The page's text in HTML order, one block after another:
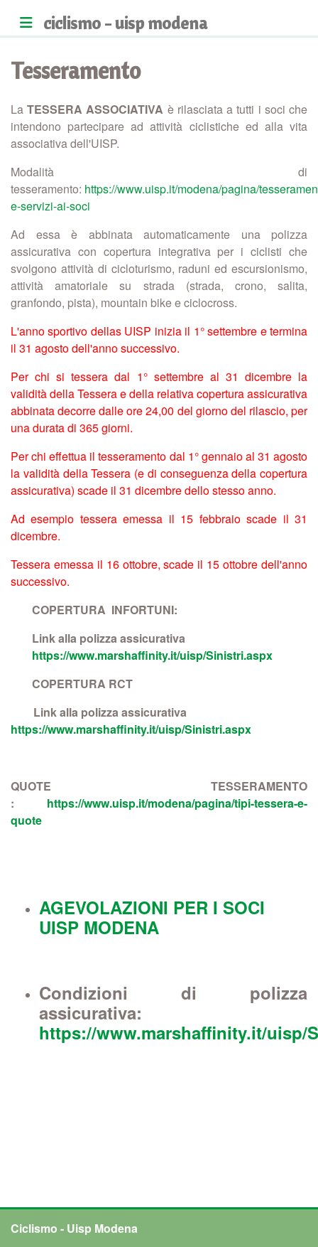
ciclismo - uisp modena
Tesseramento
LaTESSERA ASSOCIATIVA è rilasciata a tutti i soci che
intendono partecipare ad attività ciclistiche ed alla vita
associativa dell'UISP.
Modalità di
tesseramento: https://www.uisp.it/modena/pagina/
e-servizi-ai-soci
Ad essa è abbinata automaticamente una polizza
assicurativa con copertura integrativa per i ciclisti che
svolgono attività di cicloturismo, raduni ed escursionismo,
attività amatoriale su strada (strada, crono, salita,
granfondo, pista), mountain bike e ciclocross.
L'anno sportivo dellas UISP inizia il 1° settembre e termina
il 31 agosto dell'anno successivo.
Per chi si tessera dal 1° settembre al 31 dicembre la
validità della Tessera e della relativa copertura assicurativa
abbinata decorre dalle ore 24,00 del giorno del rilascio, per
una durata di 365 giorni.
Per chi effettua il tesseramento dal 1° gennaio al 31 agosto
la validità della Tessera (e di conseguenza della copertura
assicurativa) scade il 31 dicembre dello stesso anno.
Ad esempio tessera emessa il 15 febbraio scade il 31
dicembre.
Tessera emessa il 16 ottobre, scade il 15 ottobre dell'anno
successivo.
COPERTURA INFORTUNI:
Link alla polizza assicurativa
https://www.marshaffinity.it/uisp/Sinistri.aspx
COPERTURA RCT
Link alla polizza assicurativa
https://www.marshaffinity.it/uisp/Sinistri.aspx
QUOTE TESSERAMENTO
: https://www.uisp.it/modena/pagina/tipi-tessera-e-
quote
AGEVOLAZIONI PER I SOCI
UISP MODENA
Condizioni di polizza
assicurativa:
https://www.marshaffinity.it/uisp/
Ciclismo - Uisp Modena